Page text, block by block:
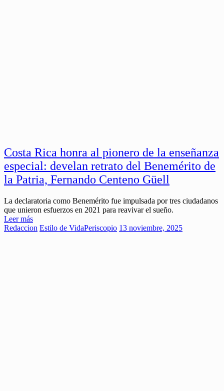
Costa Rica honra al pionero de la enseñanza
especial: develan retrato del Benemérito de
la Patria, Fernando Centeno Güell
La declaratoria como Benemérito fue impulsada por tres ciudadanos
que unieron esfuerzos en 2021 para reavivar el sueño.
Leer más
Redaccion Estilo de VidaPeriscopio 13 noviembre, 2025